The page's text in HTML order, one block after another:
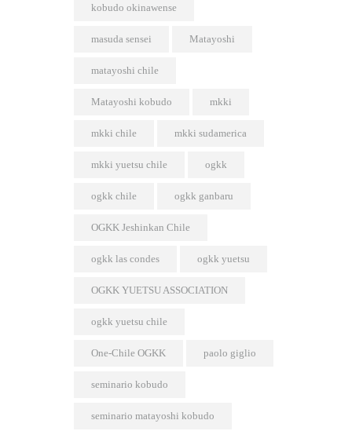
kobudo okinawense
masuda sensei Matayoshi
matayoshi chile
Matayoshi kobudo mkki
mkki chile mkki sudamerica
mkki yuetsu chile ogkk
ogkk chile ogkk ganbaru
OGKK Jeshinkan Chile
ogkk las condes ogkk yuetsu
OGKK YUETSU ASSOCIATION
ogkk yuetsu chile
One-Chile OGKK paolo giglio
seminario kobudo
seminario matayoshi kobudo